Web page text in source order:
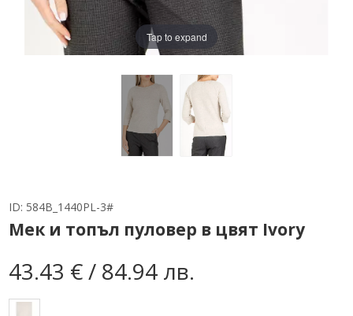
Tap to expand
ID: 584B_1440PL-3#
Мек и топъл пуловер в цвят Ivory
43.43 € / 84.94 лв.